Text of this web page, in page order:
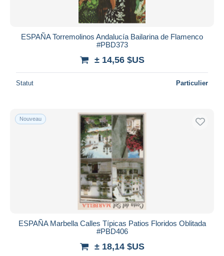
ESPAÑA Torremolinos Andalucía Bailarina de Flamenco
#PBD373
± 14,56 $US
Statut Particulier
Nouveau
ESPAÑA Marbella Calles Típicas Patios Floridos Oblitada
#PBD406
± 18,14 $US